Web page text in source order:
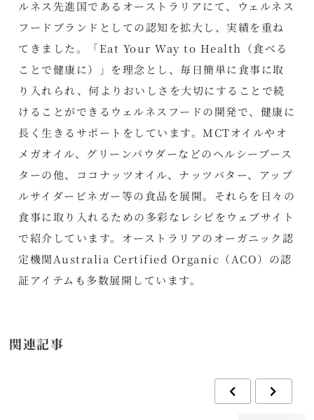
ルネス先進国であるオーストラリアにて、ウェルネス
フードブランドとしての認知を拡大し、実績を重ね
てきました。「Eat Your Way to Health（食べる
ことで健康に）」を理念とし、毎日簡単に食事に取
り入れられ、何よりおいしさを大切にすることで続
けることができるウェルネスフードの開発で、健康に
長く生きるサポートをしています。MCTオイルやオ
メガオイル、グリーンパウダーなどのヘルシーブース
ターの他、ココナッツオイル、ナッツバター、アップ
ルサイダービネガー等の食品を展開。それらを日々の
食事に取り入れるための多彩なレシピをウェブサイト
で紹介しています。オーストラリアのオーガニック認
定機関Australia Certified Organic（ACO）の認
証アイテムも多数展開しています。
関連記事